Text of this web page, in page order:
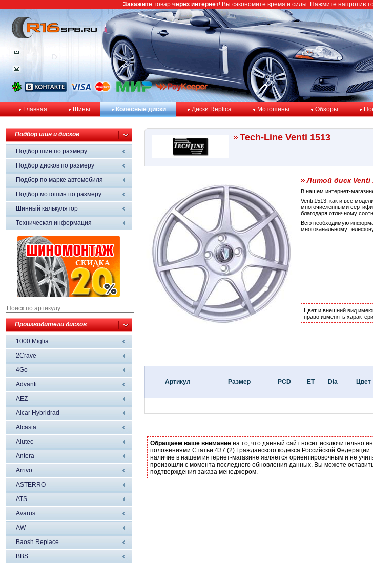
Главная Шины Колёсные диски Диски Replica Мотошины Обзоры
Подбор шин и дисков
Подбор шин по размеру
Подбор дисков по размеру
Подбор по марке автомобиля
Подбор мотошин по размеру
Шинный калькулятор
Техническая информация
Производители дисков
1000 Miglia
2Crave
4Go
Advanti
AEZ
Alcar Hybridrad
Alcasta
Alutec
Antera
Arrivo
ASTERRO
ATS
Avarus
AW
Baosh Replace
BBS
Tech-Line Venti 1513
Литой диск Venti
В нашем интернет-
Venti 1513, как и все
многочисленными
благодаря отличному
Всю необходимую
многоканальному
Цвет и внешний вид
право изменять
Артикул Размер PCD ET Dia Цвет
Обращаем ваше внимание на то, что данный сайт носит исключительно
положениями Статьи 437 (2) Гражданского кодекса Российской
наличие в нашем интернет-магазине является ориентировочным и не
произошли с момента последнего обновления данных. Вы можете
подтверждения заказа менеджером.
Закажите товар через интернет! Вы сэкономите время и силы. Нажмите напротив